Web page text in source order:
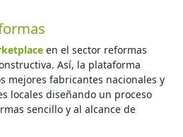
en el sector reformas
Así, la plataforma
mejores fabricantes nacionales y
locales diseñando un proceso
sencillo y al alcance de